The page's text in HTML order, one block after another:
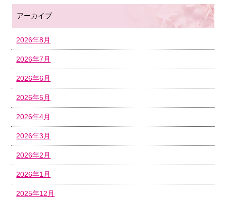
アーカイブ
2026年8月
2026年7月
2026年6月
2026年5月
2026年4月
2026年3月
2026年2月
2026年1月
2025年12月